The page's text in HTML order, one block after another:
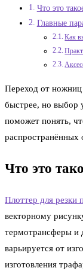
Что это
Главные
Как
Переход от ножниц
быстрее, но выбор
поможет понять,
распространённых
Что это
Плоттер для резки
векторному
термотрансферы и
варьируется от
изготовления